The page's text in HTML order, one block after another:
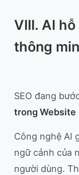
VIII. AI
thông
SEO đang
trong Website
Công nghệ AI
ngữ cảnh của
người dùng.